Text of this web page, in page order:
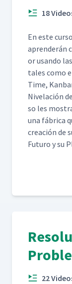
18
En este
apren­derán
or usan­do
tales como
Time,
Nivelación
so les
una fábri­ca
creación de
Futuro y su
22